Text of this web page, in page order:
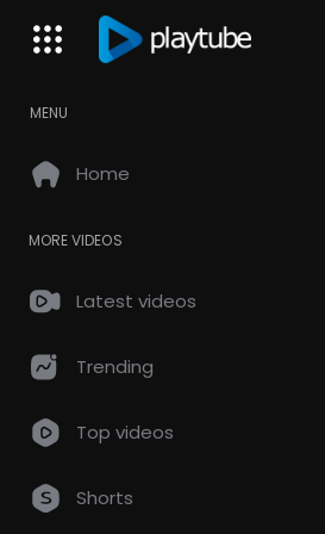
MENU
Home
MORE VIDEOS
Latest videos
Trending
Top videos
Shorts